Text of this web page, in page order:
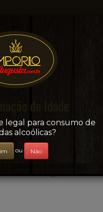
adega on-line!
de Idade
legal para consumo de
alcoólicas?
ou Não